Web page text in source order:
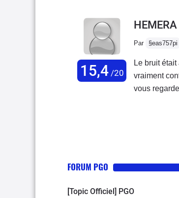
15,4/20
Par §eas757pi
Le bruit
vraiment
vous
et les
FORUM PGO
[Topic Officiel] PGO